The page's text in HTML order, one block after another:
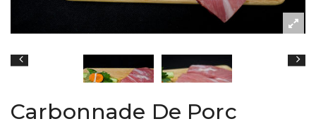
Carbonnade De Porc